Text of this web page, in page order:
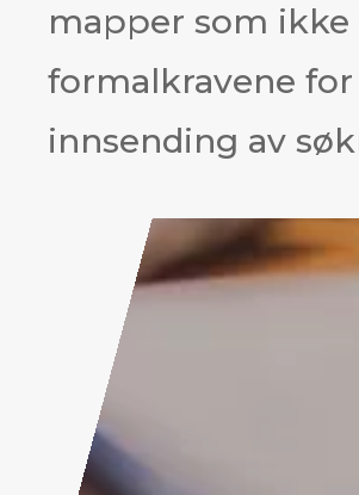
mapper som ikke
formalkravene for
innsending av